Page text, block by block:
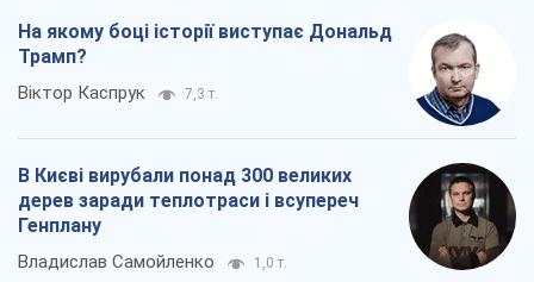
На якому боці історії виступає Дональд
Трамп?
Віктор Каспрук 7,3 т.
В Києві вирубали понад 300 великих
дерев заради теплотраси і всупереч
Генплану
Владислав Самойленко 1,0 т.